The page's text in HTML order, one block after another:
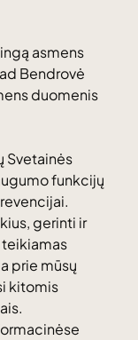
asmens
Bendrovė
duomenis
Svetainės
funkcijų
gerinti ir
prie mūsų
kitomis